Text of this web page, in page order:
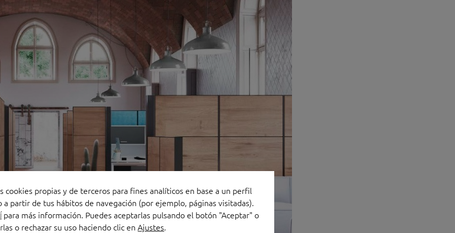
cookies propias y de terceros para fines analíticos en base a un perfil
a partir de tus hábitos de navegación (por ejemplo, páginas visitadas).
para más información. Puedes aceptarlas pulsando el botón "Aceptar" o
o rechazar su uso haciendo clic enAjustes.